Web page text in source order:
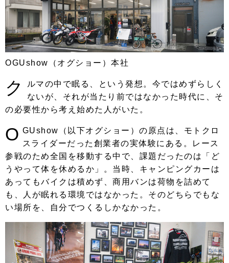
OGUshow（オグショー）本社
ク
ルマの中で眠る、という発想。今ではめずらしく
ないが、それが当たり前ではなかった時代に、そ
の必要性から考え始めた人がいた。
O GUshow（以下オグショー）の原点は、モトクロ
スライダーだった創業者の実体験にある。レース
参戦のため全国を移動する中で、課題だったのは「ど
うやって体を休めるか」。当時、キャンピングカーは
あってもバイクは積めず、商用バンは荷物を詰めて
も、人が眠れる環境ではなかった。そのどちらでもな
い場所を、自分でつくるしかなかった。